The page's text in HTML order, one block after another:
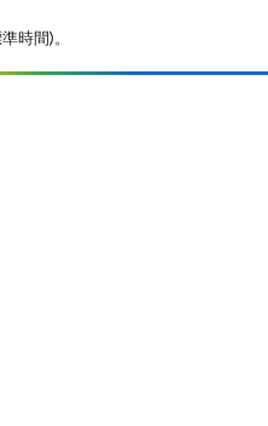
時間)。